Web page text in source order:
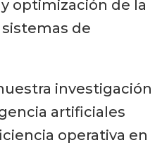
optimización de la
de
investigación
artificiales
operativa en